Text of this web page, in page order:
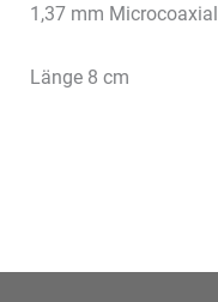
1,37 mm Microcoaxial
Länge 8 cm